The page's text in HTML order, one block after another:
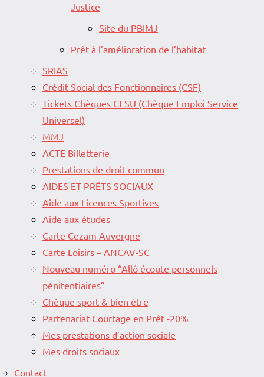
Justice
Site du PBIMJ
Prêt à l’amélioration de l’habitat
SRIAS
Crédit Social des Fonctionnaires (CSF)
Tickets Chèques CESU (Chèque Emploi Service
Universel)
MMJ
ACTE Billetterie
Prestations de droit commun
AIDES ET PRÊTS SOCIAUX
Aide aux Licences Sportives
Aide aux études
Carte Cezam Auvergne
Carte Loisirs – ANCAV-SC
Nouveau numéro “Allô écoute personnels
pénitentiaires”
Chèque sport & bien être
Partenariat Courtage en Prêt -20%
Mes prestations d’action sociale
Mes droits sociaux
Contact